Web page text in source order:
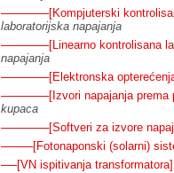
──────[Kompjuterski
laboratorijska napajanja
──────[Linearno kontrolisana
napajanja
──────[Elektronska
──────[Izvori napajanja prema
kupaca
──────[Softveri za izvore
────[Fotonaponski (solarni)
──[VN ispitivanja transformatora]